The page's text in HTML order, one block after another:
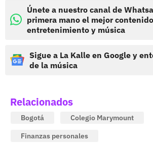
Únete a nuestro canal de
primera mano el mejor
entretenimiento y música
Sigue a La Kalle en Google y
de la música
Relacionados
Bogotá
Colegio Marymount
Finanzas personales